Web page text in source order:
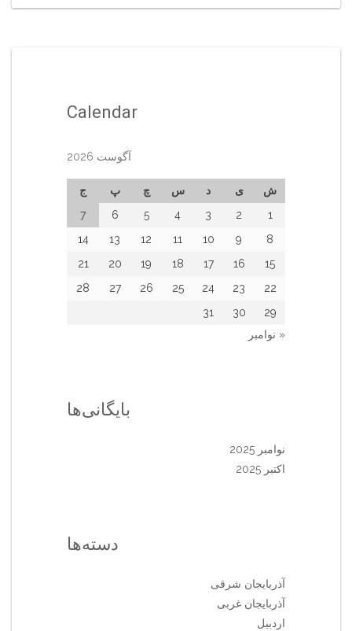
Calendar
آگوست 2026
ش ی د س چ پ
ج
1
2
3
4
5
6
7
8
9
10
11
12
13
14
15
16
17
18
19
20
21
22
23
24
25
26
27
28
29
30
31
« نوامبر
بایگانی‌ها
نوامبر 2025
اکتبر 2025
دسته‌ها
آذربایجان شرقی
آذربایجان غربی
اردبیل